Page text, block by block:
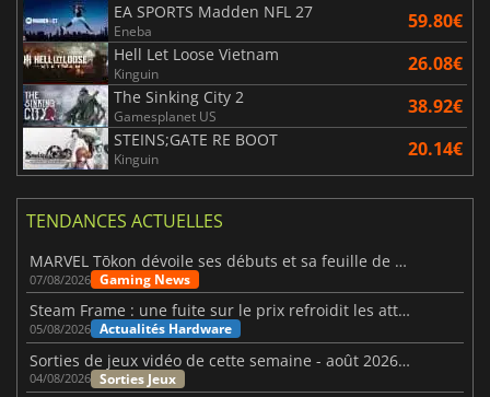
EA SPORTS Madden NFL 27
Eneba 59.80€
Hell Let Loose Vietnam
Kinguin 26.08€
The Sinking City 2
Gamesplanet US 38.92€
STEINS;GATE RE BOOT
Kinguin 20.14€
TENDANCES ACTUELLES
MARVEL Tōkon dévoile ses débuts et sa feuille de route
07/08/2026 Gaming News
Steam Frame : une fuite sur le prix refroidit les attentes VR
05/08/2026 Actualités Hardware
Sorties de jeux vidéo de cette semaine - août 2026 (semaine 32)
04/08/2026 Sorties Jeux